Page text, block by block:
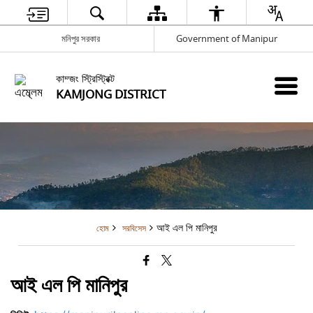
মনিপুর সরকার Government of Manipur
কাম্জং স্ট্রিস্ট্রিক্ট
KAMJONG DISTRICT
হোম সরবিসেস আই এল পি মানিপুর
আই এল পি মানিপুর